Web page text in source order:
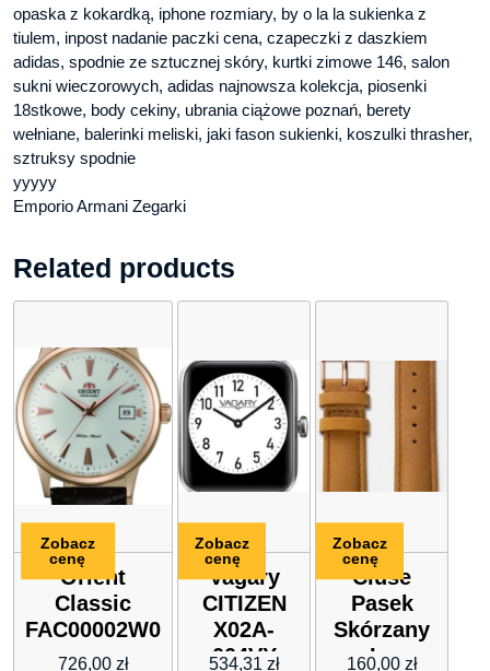
opaska z kokardką, iphone rozmiary, by o la la sukienka z
tiulem, inpost nadanie paczki cena, czapeczki z daszkiem
adidas, spodnie ze sztucznej skóry, kurtki zimowe 146, salon
sukni wieczorowych, adidas najnowsza kolekcja, piosenki
18stkowe, body cekiny, ubrania ciążowe poznań, berety
wełniane, balerinki meliski, jaki fason sukienki, koszulki thrasher,
sztruksy spodnie
yyyyy
Emporio Armani Zegarki
Related products
Orient
Classic
FAC00002W0
726,00 zł
Zobacz
cenę
Vagary
CITIZEN
X02A-
004VY
534,31 zł
Zobacz
cenę
Cluse
Pasek
Skórzany
La
160,00 zł
Zobacz
cenę